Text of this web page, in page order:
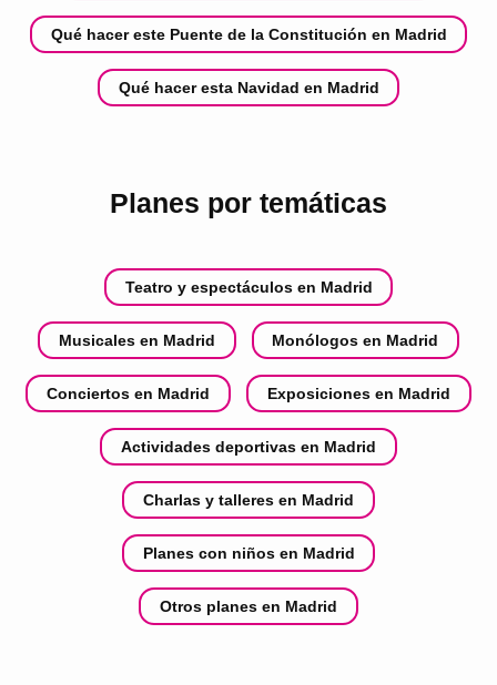
Qué hacer este Puente de la Constitución en Madrid
Qué hacer esta Navidad en Madrid
Planes por temáticas
Teatro y espectáculos en Madrid
Musicales en Madrid Monólogos en Madrid
Conciertos en Madrid Exposiciones en Madrid
Actividades deportivas en Madrid
Charlas y talleres en Madrid
Planes con niños en Madrid
Otros planes en Madrid